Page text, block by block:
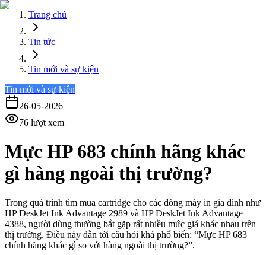
Trang chủ
Tin tức
Tin mới và sự kiện
Tin mới và sự kiện
26-05-2026
76 lượt xem
Mực HP 683 chính hãng khác
gì hàng ngoài thị trường?
Trong quá trình tìm mua cartridge cho các dòng máy in gia đình như
HP DeskJet Ink Advantage 2989 và HP DeskJet Ink Advantage
4388, người dùng thường bắt gặp rất nhiều mức giá khác nhau trên
thị trường. Điều này dẫn tới câu hỏi khá phổ biến: “Mực HP 683
chính hãng khác gì so với hàng ngoài thị trường?”.